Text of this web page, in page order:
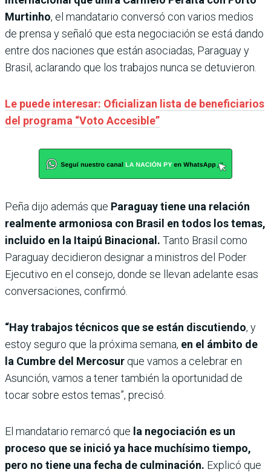
Murtinho, el mandatario conversó con varios medios
de prensa y señaló que esta negociación se está dando
entre dos naciones que están asociadas, Paraguay y
Brasil, aclarando que los trabajos nunca se detuvieron.
Le puede interesar: Oficializan lista de beneficiarios
del programa “Voto Accesible”
Peña dijo además que Paraguay tiene una relación
realmente armoniosa con Brasil en todos los temas,
incluido en la Itaipú Binacional. Tanto Brasil como
Paraguay decidieron designar a ministros del Poder
Ejecutivo en el consejo, donde se llevan adelante esas
conversaciones, confirmó.
“Hay trabajos técnicos que se están discutiendo, y
estoy seguro que la próxima semana, en el ámbito de
la Cumbre del Mercosur que vamos a celebrar en
Asunción, vamos a tener también la oportunidad de
tocar sobre estos temas”, precisó.
El mandatario remarcó que la negociación es un
proceso que se inició ya hace muchísimo tiempo,
pero no tiene una fecha de culminación. Explicó que